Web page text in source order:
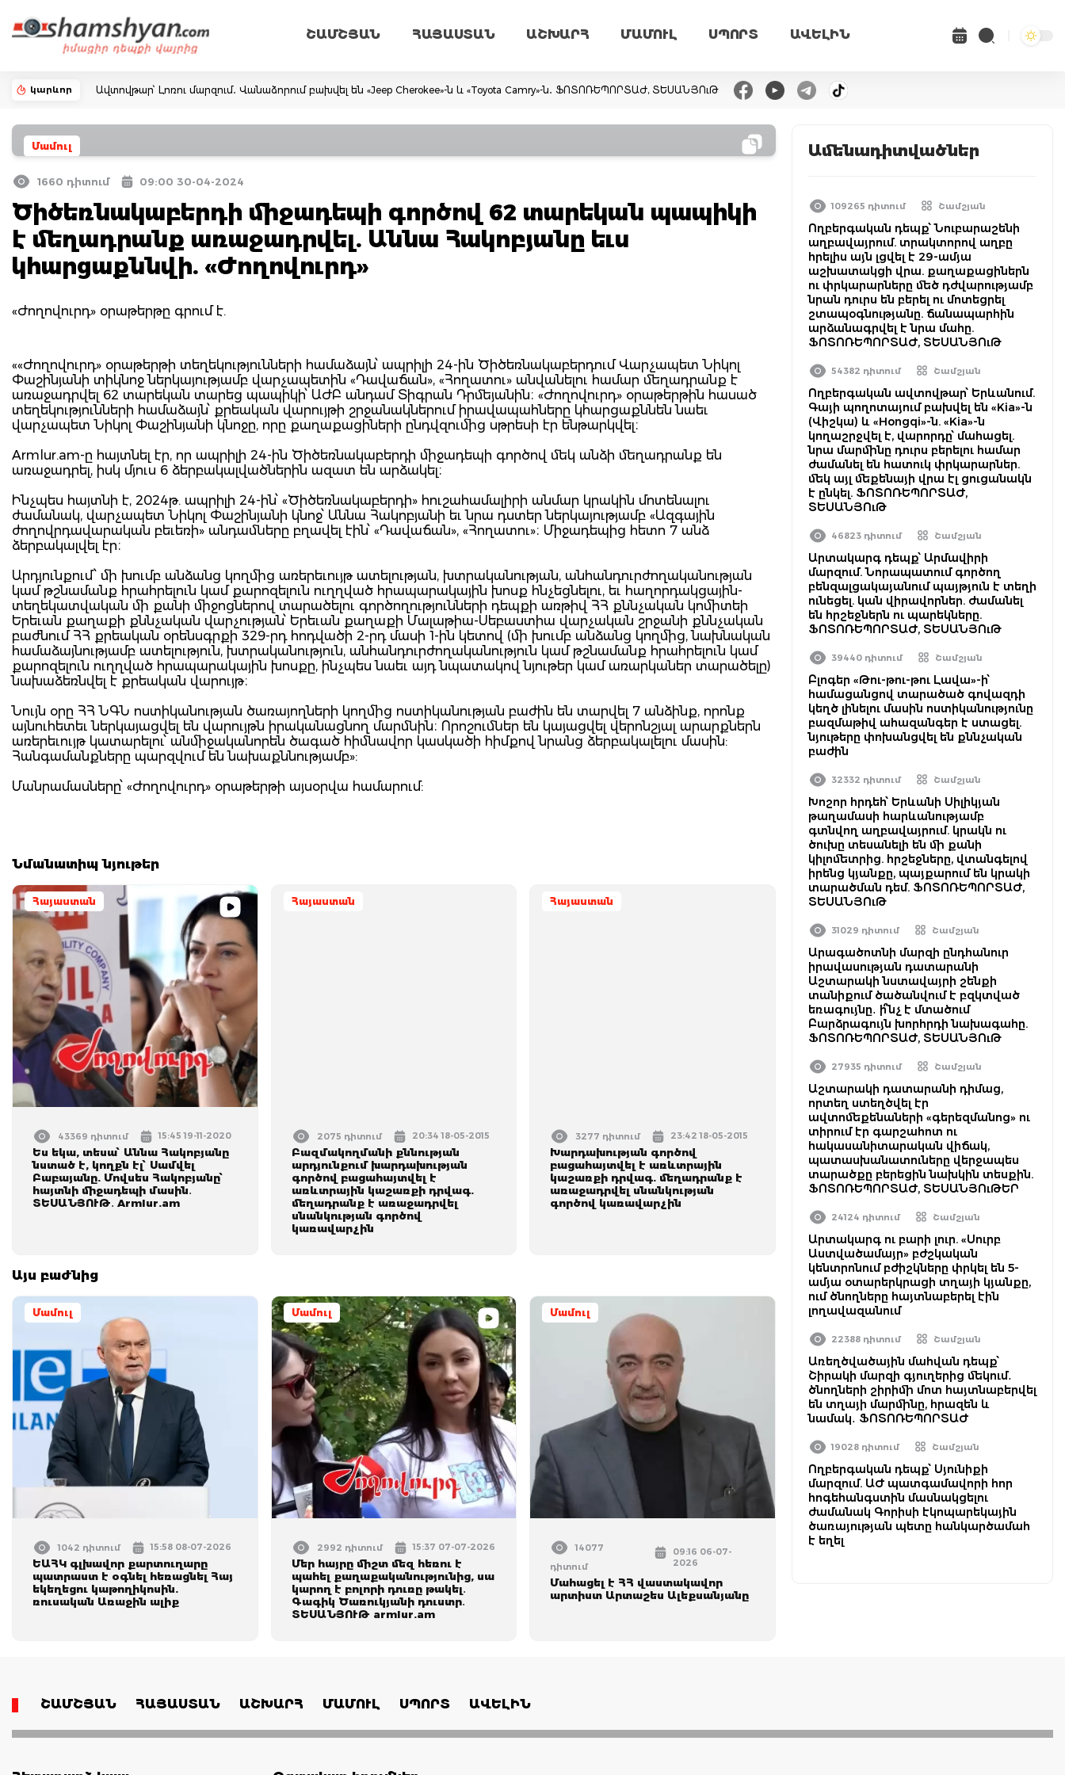
ՇԱՄՇՅԱՆ ՀԱՅԱՍՏԱՆ ԱՇԽԱՐՀ ՄԱՄՈՒԼ ՍՊՈՐՏ ԱՎԵԼԻՆ
կարևոր Ավտովթար՝ Լոռու մարզում․ Վանաձորում բախվել են «Jeep Cherokee»-ն և «Toyota Camry»-ն․ ՖՈՏՈՌԵՊՈՐՏԱԺ, ՏԵՍԱՆՅՈւԹ
Մամուլ
1660 դիտում 09:00 30-04-2024
Ծիծեռնակաբերդի միջադեպի գործով 62 տարեկան պապիկի
է մեղադրանք առաջադրվել. Աննա Հակոբյանը եւս
կհարցաքննվի. «Ժողովուրդ»
«Ժողովուրդ» օրաթերթը գրում է.
««Ժողովուրդ» օրաթերթի տեղեկությունների համաձայն՝ ապրիլի 24-ին Ծիծեռնակաբերդում Վարչապետ Նիկոլ
Փաշինյանի տիկնոջ ներկայությամբ վարչապետին «Դավաճան», «Հողատու» անվանելու համար մեղադրանք է
առաջադրվել 62 տարեկան տարեց պապիկի՝ ԱԺԲ անդամ Տիգրան Դրմեյանին։ «Ժողովուրդ» օրաթերթին հասած
տեղեկությունների համաձայն՝ քրեական վարույթի շրջանակներում իրավապահները կհարցաքննեն նաեւ
վարչապետ Նիկոլ Փաշինյանի կնոջը, որը քաղաքացիների ընդվզումից սթրեսի էր ենթարկվել։
Armlur.am-ը հայտնել էր, որ ապրիլի 24-ին Ծիծեռնակաբերդի միջադեպի գործով մեկ անձի մեղադրանք են
առաջադրել, իսկ մյուս 6 ձերբակալվածներին ազատ են արձակել։
Ինչպես հայտնի է, 2024թ. ապրիլի 24-ին՝ «Ծիծեռնակաբերդի» հուշահամալիրի անմար կրակին մոտենալու
ժամանակ, վարչապետ Նիկոլ Փաշինյանի կնոջ՝ Աննա Հակոբյանի եւ նրա դստեր ներկայությամբ «Ազգային
ժողովրդավարական բեւեռի» անդամները բղավել էին՝ «Դավաճան», «Հողատու»։ Միջադեպից հետո 7 անձ
ձերբակալվել էր։
Արդյունքում՝ մի խումբ անձանց կողմից առերեւույթ ատելության, խտրականության, անհանդուրժողականության
կամ թշնամանք հրահրելուն կամ քարոզելուն ուղղված հրապարակային խոսք հնչեցնելու, եւ հաղորդակցային-
տեղեկատվական մի քանի միջոցներով տարածելու գործողությունների դեպքի առթիվ ՀՀ քննչական կոմիտեի
Երեւան քաղաքի քննչական վարչության՝ Երեւան քաղաքի Մալաթիա-Սեբաստիա վարչական շրջանի քննչական
բաժնում ՀՀ քրեական օրենսգրքի 329-րդ հոդվածի 2-րդ մասի 1-ին կետով (մի խումբ անձանց կողմից, նախնական
համաձայնությամբ ատելություն, խտրականություն, անհանդուրժողականություն կամ թշնամանք հրահրելուն կամ
քարոզելուն ուղղված հրապարակային խոսքը, ինչպես նաեւ այդ նպատակով նյութեր կամ առարկաներ տարածելը)
նախաձեռնվել է քրեական վարույթ։
Նույն օրը ՀՀ ՆԳՆ ոստիկանության ծառայողների կողմից ոստիկանության բաժին են տարվել 7 անձինք, որոնք
այնուհետեւ ներկայացվել են վարույթն իրականացնող մարմնին։ Որոշումներ են կայացվել վերոնշյալ արարքներն
առերեւույթ կատարելու՝ անմիջականորեն ծագած հիմնավոր կասկածի հիմքով նրանց ձերբակալելու մասին:
Հանգամանքները պարզվում են նախաքննությամբ»:
Մանրամասները՝ «Ժողովուրդ» օրաթերթի այսօրվա համարում:
Նմանատիպ նյութեր
Հայաստան
43369 դիտում 15:45 19-11-2020
Ես եկա, տեսա՝ Աննա Հակոբյանը
նստած է, կողքն էլ՝ Սամվել
Բաբայանը. Մովսես Հակոբյանը՝
հայտնի միջադեպի մասին․
ՏԵՍԱՆՅՈՒԹ․ Armlur.am
Հայաստան
2075 դիտում 20:34 18-05-2015
Բազմակողմանի քննության
արդյունքում խարդախության
գործով բացահայտվել է
առևտրային կաշառքի դրվագ.
մեղադրանք է առաջադրվել
սնանկության գործով
կառավարչին
Հայաստան
3277 դիտում 23:42 18-05-2015
Խարդախության գործով
բացահայտվել է առևտրային
կաշառքի դրվագ. մեղադրանք է
առաջադրվել սնանկության
գործով կառավարչին
Այս բաժնից
Մամուլ
1042 դիտում 15:58 08-07-2026
ԵԱՀԿ գլխավոր քարտուղարը
պատրաստ է օգնել հեռացնել Հայ
եկեղեցու կաթողիկոսին.
ռուսական Առաջին ալիք
Մամուլ
2992 դիտում 15:37 07-07-2026
Մեր հայրը միշտ մեզ հեռու է
պահել քաղաքականությունից, սա
կարող է բոլորի դուռը թակել․
Գագիկ Ծառուկյանի դուստր․
ՏԵՍԱՆՅՈՒԹ armlur.am
Մամուլ
14077
դիտում
09:16 06-07-
2026
Մահացել է ՀՀ վաստակավոր
արտիստ Արտաշես Ալեքսանյանը
Ամենադիտվածներ
109265 դիտում Շամշյան
Ողբերգական դեպք՝ Նուբարաշենի
աղբավայրում. տրակտորով աղբը
հրելիս այն լցվել է 29-ամյա
աշխատակցի վրա. քաղաքացիներն
ու փրկարարները մեծ դժվարությամբ
նրան դուրս են բերել ու մոտեցրել
շտապօգնությանը. ճանապարհին
արձանագրվել է նրա մահը.
ՖՈՏՈՌԵՊՈՐՏԱԺ, ՏԵՍԱՆՅՈւԹ
54382 դիտում Շամշյան
Ողբերգական ավտովթար՝ Երևանում.
Գայի պողոտայում բախվել են «Kia»-ն
(Վիշկա) և «Hongqi»-ն. «Kia»-ն
կողաշրջվել է, վարորդը՝ մահացել.
նրա մարմինը դուրս բերելու համար
ժամանել են հատուկ փրկարարներ.
մեկ այլ մեքենայի վրա էլ ցուցանակն
է ընկել. ՖՈՏՈՌԵՊՈՐՏԱԺ,
ՏԵՍԱՆՅՈւԹ
46823 դիտում Շամշյան
Արտակարգ դեպք՝ Արմավիրի
մարզում. Նորապատում գործող
բենզալցակայանում պայթյուն է տեղի
ունեցել. կան վիրավորներ. ժամանել
են հրշեջներն ու պարեկները.
ՖՈՏՈՌԵՊՈՐՏԱԺ, ՏԵՍԱՆՅՈւԹ
39440 դիտում Շամշյան
Բլոգեր «Թու-թու-թու Լավա»-ի՝
համացանցով տարածած գովազդի
կեղծ լինելու մասին ոստիկանությունը
բազմաթիվ ահազանգեր է ստացել.
նյութերը փոխանցվել են քննչական
բաժին
32332 դիտում Շամշյան
Խոշոր հրդեհ՝ Երևանի Սիլիկյան
թաղամասի հարևանությամբ
գտնվող աղբավայրում. կրակն ու
ծուխը տեսանելի են մի քանի
կիլոմետրից. հրշեջները, վտանգելով
իրենց կյանքը, պայքարում են կրակի
տարածման դեմ. ՖՈՏՈՌԵՊՈՐՏԱԺ,
ՏԵՍԱՆՅՈւԹ
31029 դիտում Շամշյան
Արագածոտնի մարզի ընդհանուր
իրավասության դատարանի
Աշտարակի նստավայրի շենքի
տանիքում ծածանվում է բզկտված
եռագույնը․ ի՞նչ է մտածում
Բարձրագույն խորհրդի նախագահը.
ՖՈՏՈՌԵՊՈՐՏԱԺ, ՏԵՍԱՆՅՈւԹ
27935 դիտում Շամշյան
Աշտարակի դատարանի դիմաց,
որտեղ ստեղծվել էր
ավտոմեքենաների «գերեզմանոց» ու
տիրում էր գարշահոտ ու
հակասանիտարական վիճակ,
պատասխանատուները վերջապես
տարածքը բերեցին նախկին տեսքին.
ՖՈՏՈՌԵՊՈՐՏԱԺ, ՏԵՍԱՆՅՈւԹԵՐ
24124 դիտում Շամշյան
Արտակարգ ու բարի լուր. «Սուրբ
Աստվածամայր» բժշկական
կենտրոնում բժիշկները փրկել են 5-
ամյա օտարերկրացի տղայի կյանքը,
ում ծնողները հայտնաբերել էին
լողավազանում
22388 դիտում Շամշյան
Առեղծվածային մահվան դեպք՝
Շիրակի մարզի գյուղերից մեկում․
ծնողների շիրիմի մոտ հայտնաբերվել
են տղայի մարմինը, հրազեն և
նամակ․ ՖՈՏՈՌԵՊՈՐՏԱԺ
19028 դիտում Շամշյան
Ողբերգական դեպք՝ Սյունիքի
մարզում. ԱԺ պատգամավորի հոր
հոգեհանգստին մասնակցելու
ժամանակ Գորիսի էկոպարեկային
ծառայության պետը հանկարծամահ
է եղել
ՇԱՄՇՅԱՆ ՀԱՅԱՍՏԱՆ ԱՇԽԱՐՀ ՄԱՄՈՒԼ ՍՊՈՐՏ ԱՎԵԼԻՆ